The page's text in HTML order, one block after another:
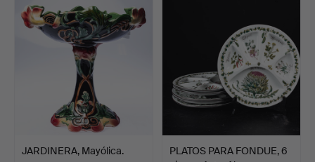
JARDINERA, Mayólica.
PLATOS PARA FONDUE, 6